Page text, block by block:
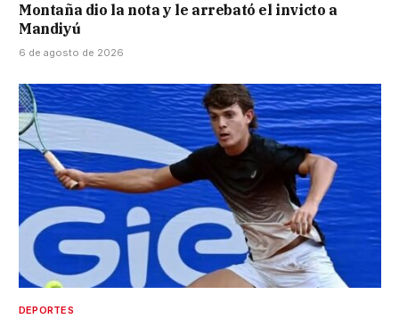
Montaña dio la nota y le arrebató el invicto a
Mandiyú
6 de agosto de 2026
DEPORTES